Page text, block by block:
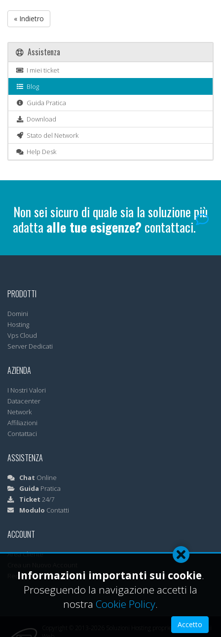
« Indietro
Assistenza
I miei ticket
Blog
Guida Pratica
Download
Stato del Network
Help Desk
Non sei sicuro di quale sia la soluzione più
adatta alle tue esigenze? contattaci.
PRODOTTI
Domini
Hosting
Vps Cloud
Server Dedicati
AZIENDA
I Nostri Valori
Datacenter
Network
Affiliazioni
Contattaci
ASSISTENZA
Chat Online
Guida Pratica
Ticket 24/7
Modulo Contatti
ACCOUNT
Area Cliente
Recupera Password
Copyright © 2013-2026 Soluzioni Hosting proprietà ML Soluzioni
Informazioni importanti sui cookie.
Proseguendo la navigazione accetti la
nostra Cookie Policy.
Accetto